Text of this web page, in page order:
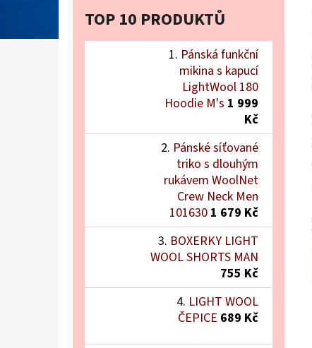
TOP 10 PRODUKTŮ
Pánská funkční
mikina s kapucí
LightWool 180
Hoodie M's 1 999
Kč
Pánské síťované
triko s dlouhým
rukávem WoolNet
Crew Neck Men
101630 1 679 Kč
BOXERKY LIGHT
WOOL SHORTS MAN
755 Kč
LIGHT WOOL
ČEPICE 689 Kč